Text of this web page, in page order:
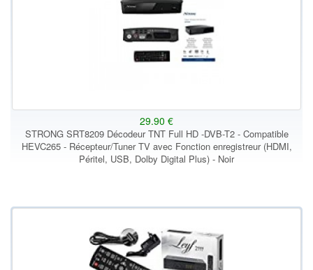
29.90 €
STRONG SRT8209 Décodeur TNT Full HD -DVB-T2 - Compatible
HEVC265 - Récepteur/Tuner TV avec Fonction enregistreur (HDMI,
Péritel, USB, Dolby Digital Plus) - Noir